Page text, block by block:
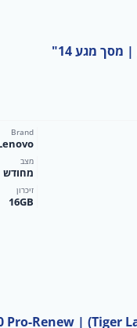
Brand
מצב
מחודש
זיכרון
16GB